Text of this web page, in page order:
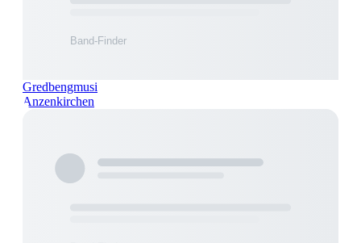
Gredbengmusi
Anzenkirchen